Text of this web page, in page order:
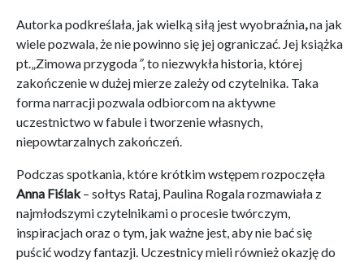
Autorka podkreślała, jak wielką siłą jest wyobraźnia,na jak
wiele pozwala, że nie powinno się jej ograniczać. Jej książka
pt.„Zimowa przygoda”, to niezwykła historia, której
zakończenie w dużej mierze zależy od czytelnika. Taka
forma narracji pozwala odbiorcom na aktywne
uczestnictwo w fabule i tworzenie własnych,
niepowtarzalnych zakończeń.
Podczas spotkania, które krótkim wstępem rozpoczęła
Anna Fiślak– sołtys Rataj, Paulina Rogala rozmawiała z
najmłodszymi czytelnikami o procesie twórczym,
inspiracjach oraz o tym, jak ważne jest, aby nie bać się
puścić wodzy fantazji. Uczestnicy mieli również okazję do